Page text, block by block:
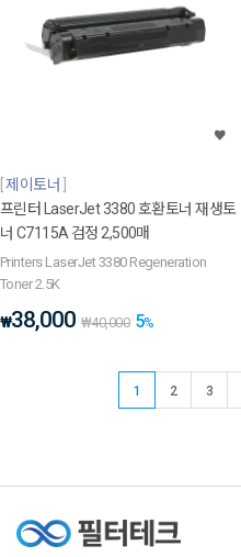
제이토너
프린터 LaserJet 3380 호환토너 재생토
너 C7115A 검정 2,500매
Printers LaserJet 3380 Regeneration
Toner 2.5K
₩38,000 ₩40,000 5%
1 2 3